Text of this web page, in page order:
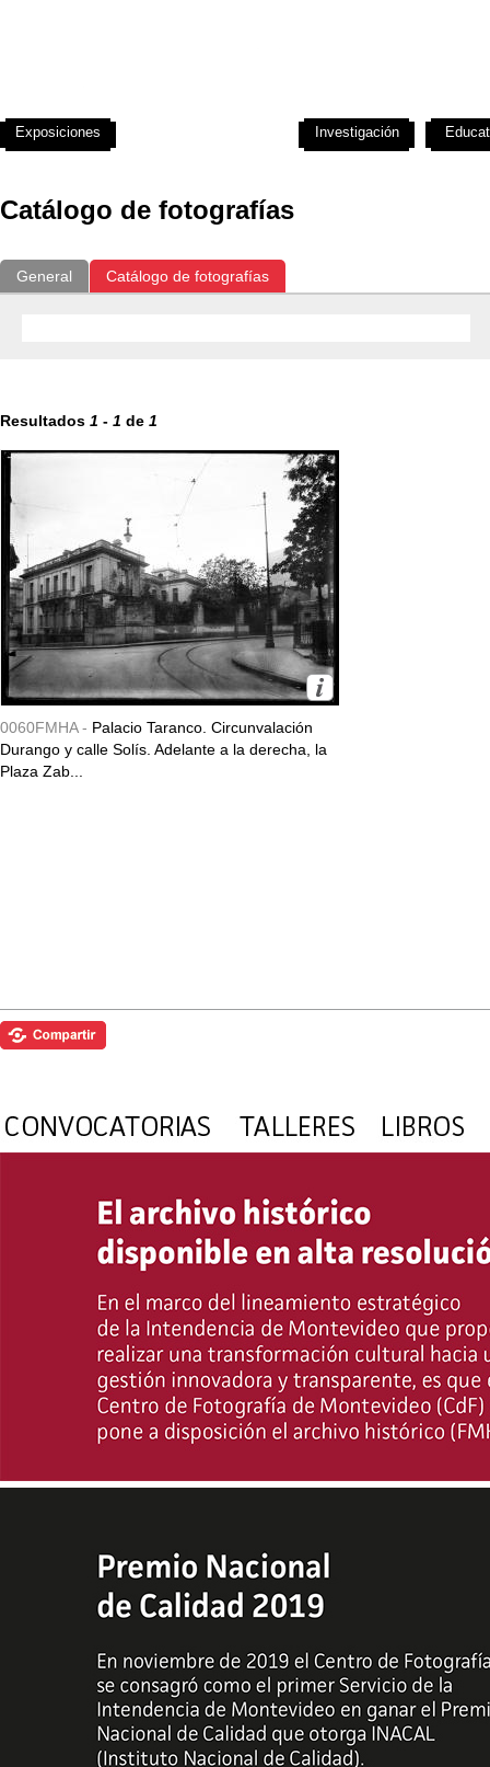
Catálogo de fotografías
General Catálogo de fotografías
Resultados 1 - 1 de 1
0060FMHA - Palacio Taranco. Circunvalación
Durango y calle Solís. Adelante a la derecha, la
Plaza Zab...
Exposiciones Investigación